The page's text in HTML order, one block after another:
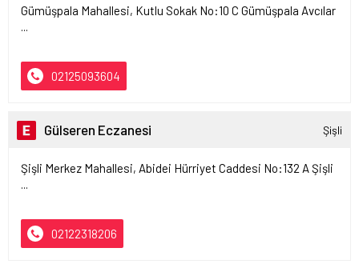
Gümüşpala Mahallesi, Kutlu Sokak No:10 C Gümüşpala Avcılar
...
02125093604
Gülseren Eczanesi Şişli
Şişli Merkez Mahallesi, Abidei Hürriyet Caddesi No:132 A Şişli
...
02122318206